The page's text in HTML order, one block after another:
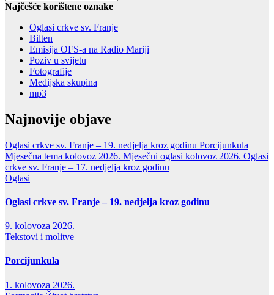
Najčešće korištene oznake
Oglasi crkve sv. Franje
Bilten
Emisija OFS-a na Radio Mariji
Poziv u svijetu
Fotografije
Medijska skupina
mp3
Najnovije objave
Oglasi crkve sv. Franje – 19. nedjelja kroz godinu Porcijunkula
Mjesečna tema kolovoz 2026. Mjesečni oglasi kolovoz 2026. Oglasi
crkve sv. Franje – 17. nedjelja kroz godinu
Oglasi
Oglasi crkve sv. Franje – 19. nedjelja kroz godinu
9. kolovoza 2026.
Tekstovi i molitve
Porcijunkula
1. kolovoza 2026.